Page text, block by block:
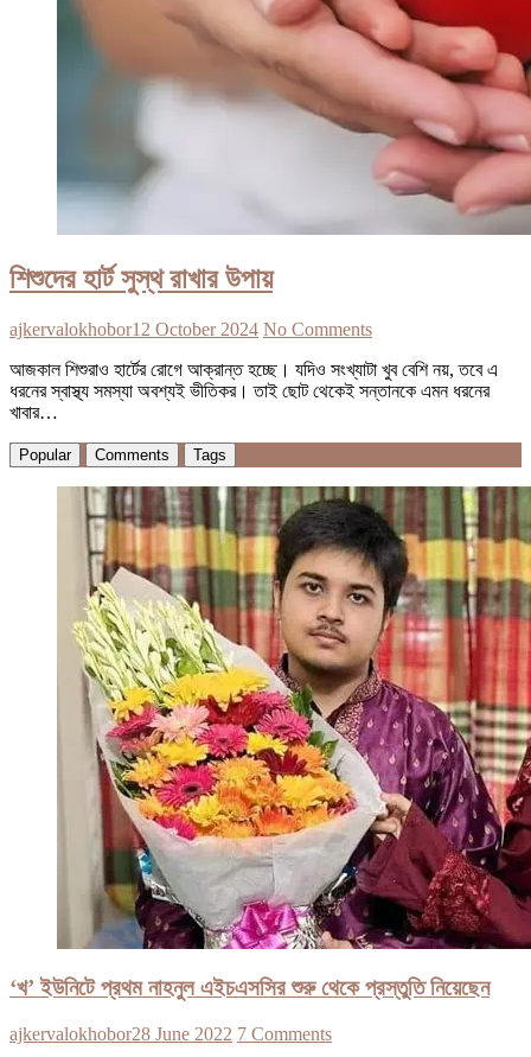
শিশুদের হার্ট সুস্থ রাখার উপায়
ajkervalokhobor12 October 2024 No Comments
আজকাল শিশুরাও হার্টের রোগে আক্রান্ত হচ্ছে। যদিও সংখ্যাটা খুব বেশি নয়, তবে এ
ধরনের স্বাস্থ্য সমস্যা অবশ্যই ভীতিকর। তাই ছোট থেকেই সন্তানকে এমন ধরনের
খাবার…
Popular Comments Tags
‘খ’ ইউনিটে প্রথম নাহনুল এইচএসসির শুরু থেকে প্রস্তুতি নিয়েছেন
ajkervalokhobor28 June 2022 7 Comments